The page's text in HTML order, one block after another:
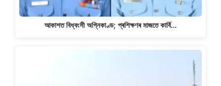
আকাশত বিধ্বংসী অগ্নিকাণ্ড; প্ৰশিক্ষণৰ মাজতে কাৰ্বি…